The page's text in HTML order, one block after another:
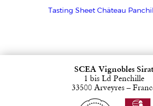
Tasting Sheet Château
SCEA Vignobles
1 bis Ld Penchille
33500 Arveyres –